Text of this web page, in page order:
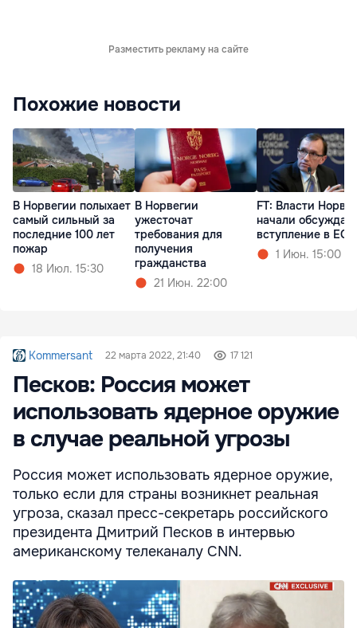
Разместить рекламу на сайте
Похожие новости
В Норвегии полыхает
самый сильный за
последние 100 лет
пожар
18 Июл. 15:30
В Норвегии
ужесточат
требования для
получения
гражданства
21 Июн. 22:00
FT: Власти
начали
вступление в ЕС
1 Июн. 15:00
Kommersant 22 марта 2022, 21:40 17 121
Песков: Россия может
использовать ядерное оружие
в случае реальной угрозы
Россия может использовать ядерное оружие,
только если для страны возникнет реальная
угроза, сказал пресс-секретарь российского
президента Дмитрий Песков в интервью
американскому телеканалу CNN.